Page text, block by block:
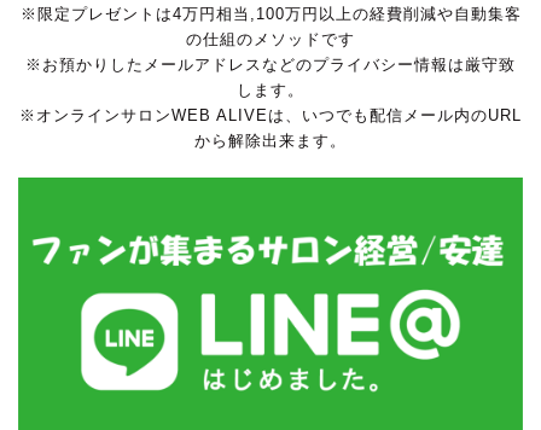
※限定プレゼントは4万円相当,100万円以上の経費削減や自動集客
の仕組のメソッドです
※お預かりしたメールアドレスなどのプライバシー情報は厳守致
します。
※オンラインサロンWEB ALIVEは、いつでも配信メール内のURL
から解除出来ます。